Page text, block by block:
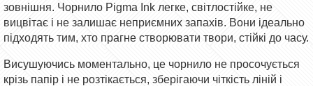
зовнішня. Чорнило Pigma Ink легке, світлостійке, не
вицвітає і не залишає неприємних запахів. Вони ідеально
підходять тим, хто прагне створювати твори, стійкі до часу.
Висушуючись моментально, це чорнило не просочується
крізь папір і не розтікається, зберігаючи чіткість ліній і